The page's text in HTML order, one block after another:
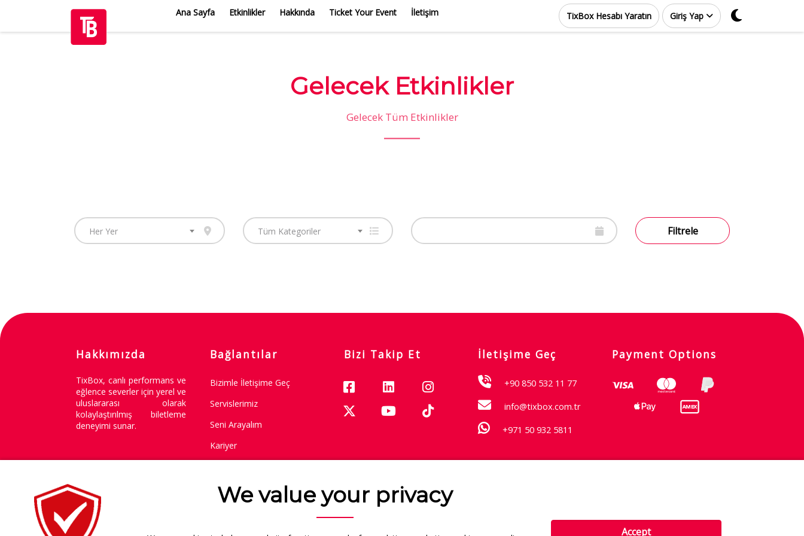
Ana Sayfa Etkinlikler Hakkında Ticket Your Event İletişim TixBox Hesabı Yaratın Giriş Yap
Gelecek Etkinlikler
Gelecek Tüm Etkinlikler
Her Yer Tüm Kategoriler Filtrele
Hakkımızda
TixBox, canlı performans ve
eğlence severler için yerel ve
uluslararası olarak
kolaylaştırılmış biletleme
deneyimi sunar.
Bağlantılar
Bizimle İletişime Geç
Servislerimiz
Seni Arayalım
Kariyer
Bizi Takip Et İletişime Geç
+90 850 532 11 77
info@tixbox.com.tr
+971 50 932 5811
Payment Options
Copyright © 2014-2026 Gizlilik İlkesi
We value your privacy
Accept